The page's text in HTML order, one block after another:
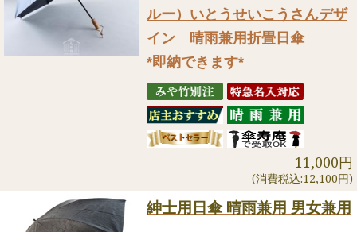
ルー）いとうせいこうさんデザ
イン 晴雨兼用折畳日傘
*即納できます*
11,000円
(消費税込:12,100円)
紳士用日傘 晴雨兼用 男女兼用